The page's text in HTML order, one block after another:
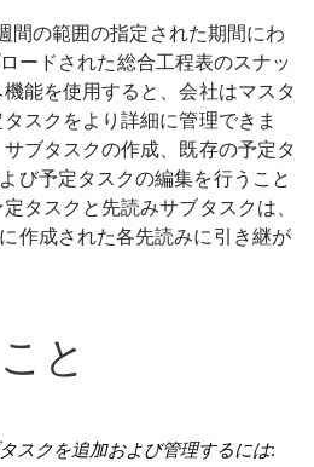
間の範囲の指定された期間にわ
ードされた総合工程表のスナッ
能を使用すると、会社はマスタ
スクをより詳細に管理できま
ブタスクの作成、既存の予定タ
び予定タスクの編集を行うこと
タスクと先読みサブタスクは、
作成された各先読みに引き継が
と
スクを追加および管理するには: